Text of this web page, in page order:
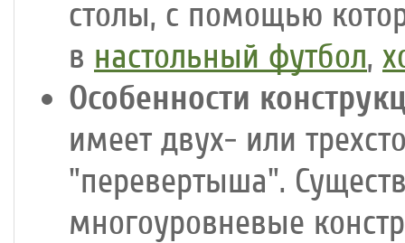
столы, с помощью
в настольный футбол,
Особенности
имеет двух- или
"перевертыша".
многоуровневые